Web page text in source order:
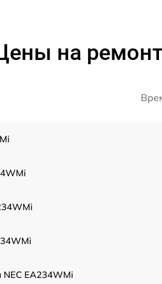
на
EA234WMi